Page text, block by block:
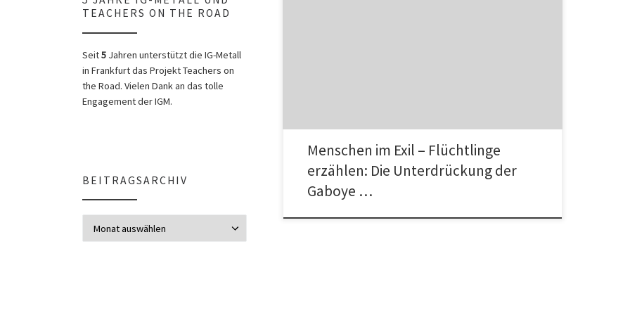
Menschen im Exil – Flüchtlinge
erzählen: Die Unterdrückung der
Gaboye …
TEACHERS ON THE ROAD
Seit5 Jahren unterstützt die IG-Metall
in Frankfurt das Projekt Teachers on
the Road. Vielen Dank an das tolle
Engagement der IGM.
BEITRAGSARCHIV